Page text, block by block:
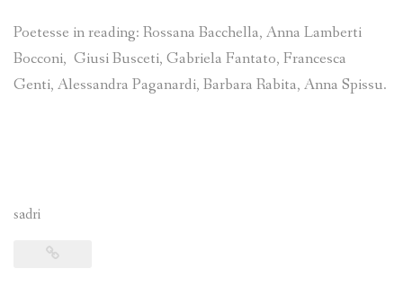
Poetesse in reading: Rossana Bacchella, Anna Lamberti
Bocconi, Giusi Busceti, Gabriela Fantato, Francesca
Genti, Alessandra Paganardi, Barbara Rabita, Anna Spissu.
sadri